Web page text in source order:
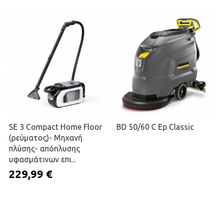
ΠΡΟΣΘΉΚΗ ΣΤΟ ΚΑΛΆΘΙ
ΠΡΟΣΘΉΚΗ ΣΤΟ ΚΑΛΆΘΙ
SE 3 Compact Home Floor
(ρεύματος)- Μηχανή
πλύσης- απόπλυσης
υφασμάτινων επι...
229,99 €
BD 50/60 C Ep Classic